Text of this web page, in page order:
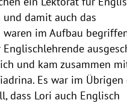
und damit auch das
waren im Aufbau
und kam zusammen
Es war im Übrigen
dass Lori auch Englisch